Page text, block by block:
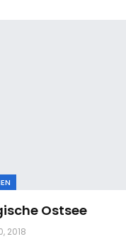
Ostsee
2018